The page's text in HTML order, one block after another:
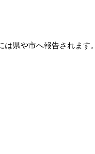
県や市へ報告されます。